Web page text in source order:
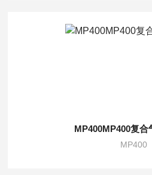
MP400MP400复合
MP400